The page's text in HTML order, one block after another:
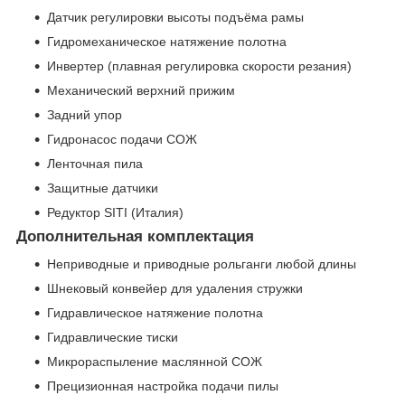
Датчик регулировки высоты подъёма рамы
Гидромеханическое натяжение полотна
Инвертер (плавная регулировка скорости резания)
Механический верхний прижим
Задний упор
Гидронасос подачи СОЖ
Ленточная пила
Защитные датчики
Редуктор SITI (Италия)
Дополнительная комплектация
Неприводные и приводные рольганги любой длины
Шнековый конвейер для удаления стружки
Гидравлическое натяжение полотна
Гидравлические тиски
Микрораспыление маслянной СОЖ
Прецизионная настройка подачи пилы